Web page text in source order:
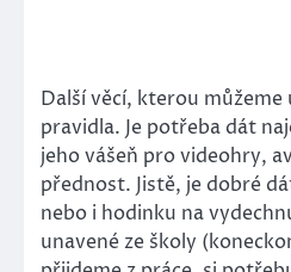
Další věcí, kterou
pravidla. Je potřeba dát
jeho vášeň pro videohry,
přednost. Jistě, je dobré
nebo i hodinku na
unavené ze školy